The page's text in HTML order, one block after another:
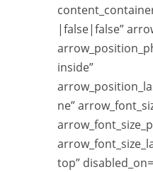
|false|false”
inside”
ne”
top”